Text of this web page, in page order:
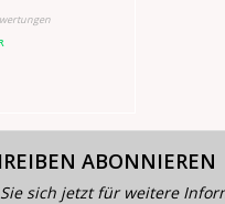
ABONNIEREN
sich jetzt für weitere